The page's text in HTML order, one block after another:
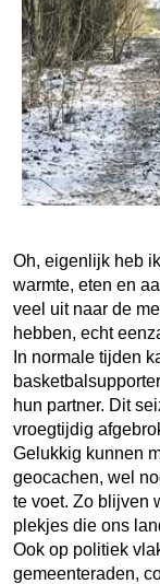
Oh, eigenlijk heb
warmte, eten en
veel uit naar de
hebben, echt
In normale tijden
hun partner. Dit
vroegtijdig
Gelukkig kunnen
geocachen, wel
te voet. Zo blijven
plekjes die ons
Ook op politiek
gemeenteraden,